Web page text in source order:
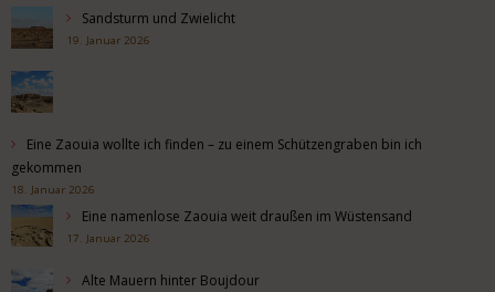
Sandsturm und Zwielicht
19. Januar 2026
Eine Zaouia wollte ich finden – zu einem Schützengraben bin ich
gekommen
18. Januar 2026
Eine namenlose Zaouia weit draußen im Wüstensand
17. Januar 2026
Alte Mauern hinter Boujdour